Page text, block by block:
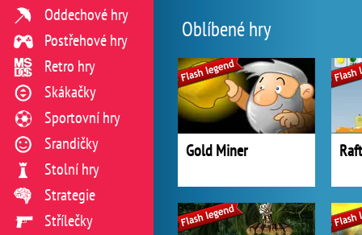
Oblíbené hry
Gold Miner
Oddechové hry
Postřehové hry
Retro hry
Skákačky
Sportovní hry
Srandičky
Stolní hry
Strategie
Střílečky